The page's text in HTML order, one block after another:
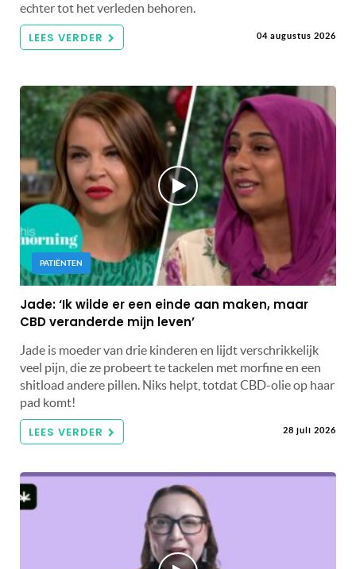
echter tot het verleden behoren.
LEES VERDER 04 augustus 2026
PATIËNTEN
Jade: ‘Ik wilde er een einde aan maken, maar
CBD veranderde mijn leven’
Jade is moeder van drie kinderen en lijdt verschrikkelijk
veel pijn, die ze probeert te tackelen met morfine en een
shitload andere pillen. Niks helpt, totdat CBD-olie op haar
pad komt!
LEES VERDER 28 juli 2026